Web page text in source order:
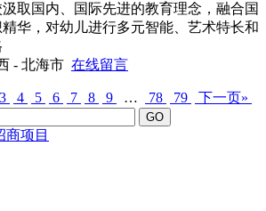
取国内、国际先进的教育理念，融合国
华，对幼儿进行多元智能、艺术特长和
- 北海市 在线留言
3 4 5 6 7 8 9 … 78 79
下一页»
商项目